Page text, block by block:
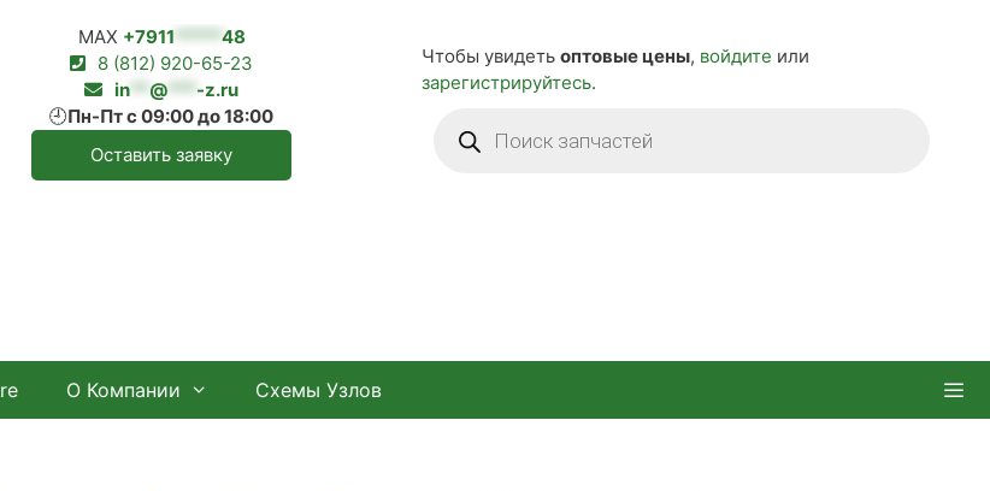
MAX +7911 *****48
8 (812) 920-65-23
in ** @ *** -z.ru
🕘Пн-Пт с 09:00 до 18:00
Оставить заявку
Чтобы увидеть оптовые цены, войдите или
зарегистрируйтесь.
товаров
О Компании Схемы Узлов